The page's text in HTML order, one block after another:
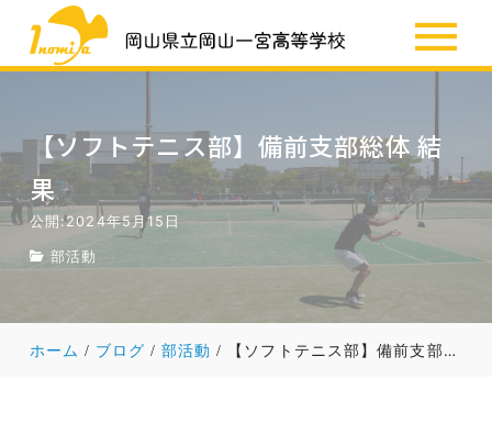
SSH
【ソフトテニス部】備前支部総体 結
果
公開:2024年5月15日
部活動
ホーム ブログ 部活動 【ソフトテニス部】備前支部総体 結果